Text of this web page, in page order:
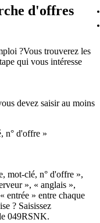
d'offres
?Vous trouverez les
qui vous intéresse
devez saisir au moins
n° d'offre »
mot-clé, n° d'offre »,
», « anglais »,
entrée » entre chaque
? Saisissez
049RSNK.